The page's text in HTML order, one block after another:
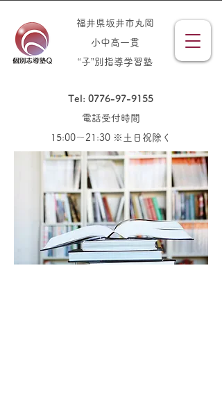
福井県坂井市丸岡
小中高一貫
“子”別指導学習塾
Tel: 0776-97-9155
電話受付時間
15:00～21:30 ※土日祝除く